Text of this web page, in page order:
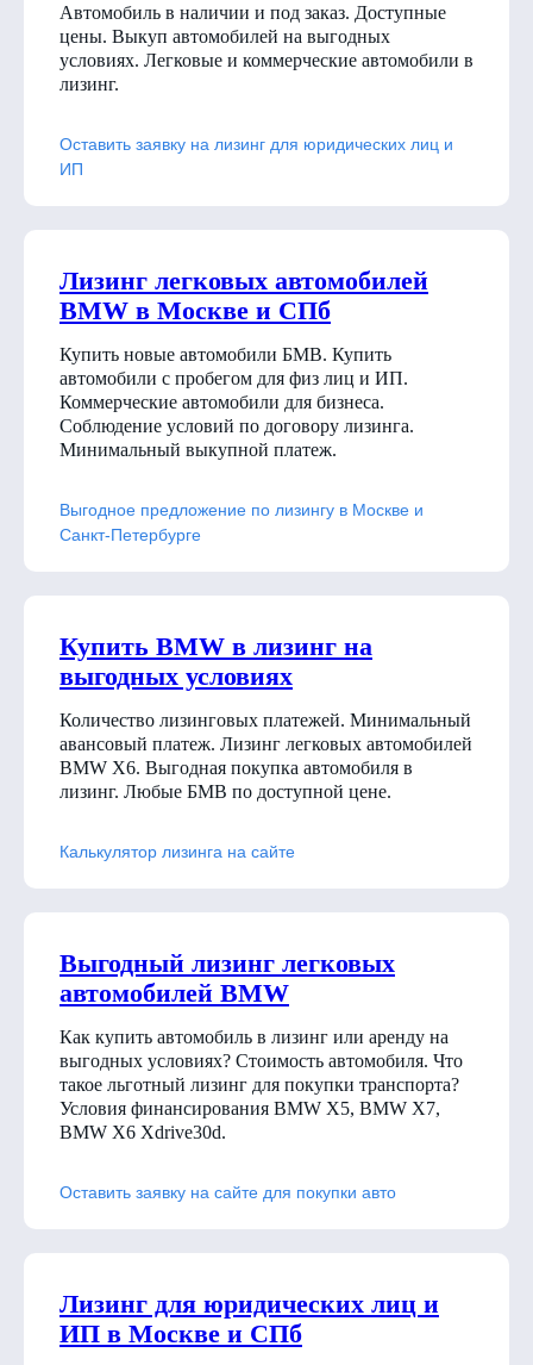
Автомобиль в наличии и под заказ. Доступные
цены. Выкуп автомобилей на выгодных
условиях. Легковые и коммерческие автомобили в
лизинг.
Оставить заявку на лизинг для юридических лиц и
ИП
Лизинг легковых автомобилей
BMW в Москве и СПб
Купить новые автомобили БМВ. Купить
автомобили с пробегом для физ лиц и ИП.
Коммерческие автомобили для бизнеса.
Соблюдение условий по договору лизинга.
Минимальный выкупной платеж.
Выгодное предложение по лизингу в Москве и
Санкт-Петербурге
Купить BMW в лизинг на
выгодных условиях
Количество лизинговых платежей. Минимальный
авансовый платеж. Лизинг легковых автомобилей
BMW X6. Выгодная покупка автомобиля в
лизинг. Любые БМВ по доступной цене.
Калькулятор лизинга на сайте
Выгодный лизинг легковых
автомобилей BMW
Как купить автомобиль в лизинг или аренду на
выгодных условиях? Стоимость автомобиля. Что
такое льготный лизинг для покупки транспорта?
Условия финансирования BMW X5, BMW X7,
BMW X6 Xdrive30d.
Оставить заявку на сайте для покупки авто
Лизинг для юридических лиц и
ИП в Москве и СПб